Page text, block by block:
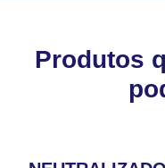
Produtos